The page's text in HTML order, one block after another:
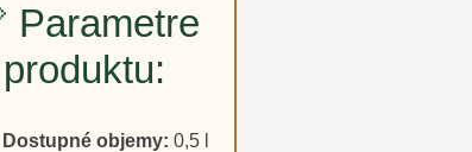
Parametre
produktu:
Dostupné objemy: 0,5 l